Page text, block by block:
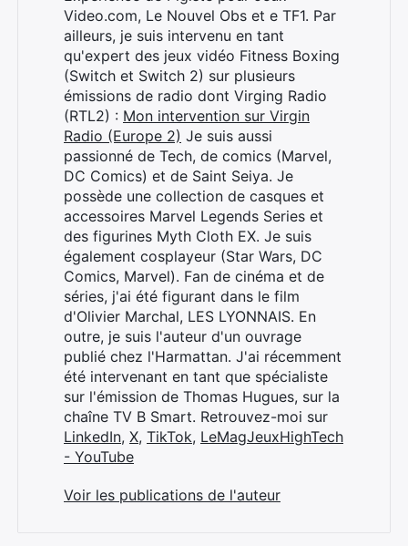
Video.com, Le Nouvel Obs et e TF1. Par
ailleurs, je suis intervenu en tant
qu'expert des jeux vidéo Fitness Boxing
(Switch et Switch 2) sur plusieurs
émissions de radio dont Virging Radio
(RTL2) : Mon intervention sur Virgin
Radio (Europe 2) Je suis aussi
passionné de Tech, de comics (Marvel,
DC Comics) et de Saint Seiya. Je
possède une collection de casques et
accessoires Marvel Legends Series et
des figurines Myth Cloth EX. Je suis
également cosplayeur (Star Wars, DC
Comics, Marvel). Fan de cinéma et de
séries, j'ai été figurant dans le film
d'Olivier Marchal, LES LYONNAIS. En
outre, je suis l'auteur d'un ouvrage
publié chez l'Harmattan. J'ai récemment
été intervenant en tant que spécialiste
sur l'émission de Thomas Hugues, sur la
chaîne TV B Smart. Retrouvez-moi sur
LinkedIn, X, TikTok, LeMagJeuxHighTech
- YouTube
Voir les publications de l'auteur
Rechercher
: